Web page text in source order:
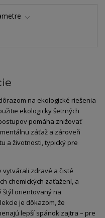
na ekologické riešenia
ekologicky šetrných
pomáha znižovať
záťaž a zároveň
a životnosti, typický pre
vytvárali zdravé a čisté
chemických zaťažení, a
orientovaný na
je dôkazom, že
lepší spánok zajtra – pre